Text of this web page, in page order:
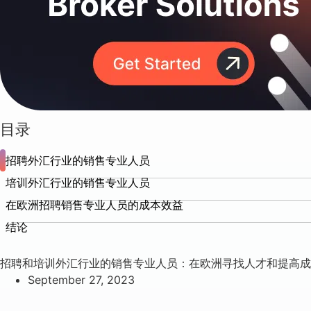
目录
招聘外汇行业的销售专业人员
培训外汇行业的销售专业人员
在欧洲招聘销售专业人员的成本效益
结论
招聘和培训外汇行业的销售专业人员：在欧洲寻找人才和提高
September 27, 2023